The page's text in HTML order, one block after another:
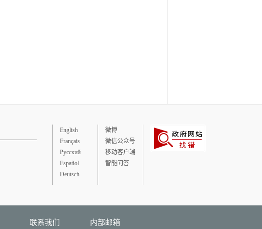
English
Français
Русский
Español
Deutsch
微博
微信公众号
移动客户端
智能问答
联系我们 内部邮箱